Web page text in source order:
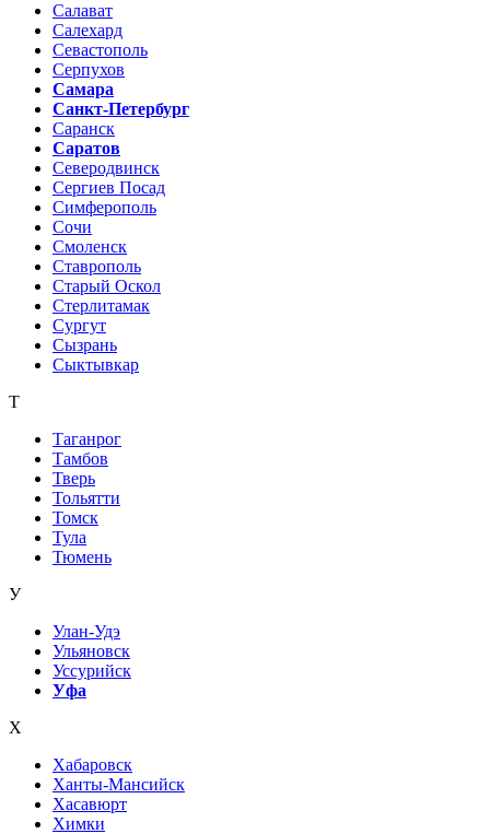
Салават
Салехард
Севастополь
Серпухов
Самара
Санкт-Петербург
Саранск
Саратов
Северодвинск
Сергиев Посад
Симферополь
Сочи
Смоленск
Ставрополь
Старый Оскол
Стерлитамак
Сургут
Сызрань
Сыктывкар
Т
Таганрог
Тамбов
Тверь
Тольятти
Томск
Тула
Тюмень
У
Улан-Удэ
Ульяновск
Уссурийск
Уфа
Х
Хабаровск
Ханты-Мансийск
Хасавюрт
Химки